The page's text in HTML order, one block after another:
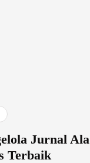
Jurnal Ala
Terbaik